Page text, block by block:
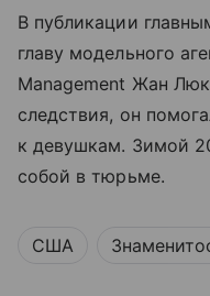
В публикации
главу модельного
Management Жан
следствия, он
к девушкам. Зимой
собой в тюрьме.
США